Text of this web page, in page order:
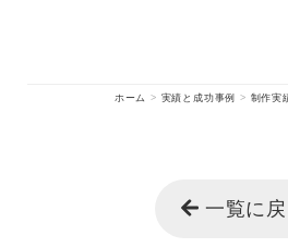
ホーム > 実績と成功事例 > 制作実
一覧に戻